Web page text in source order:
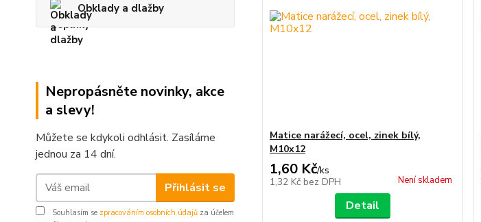
Obklady a dlažby
Nepropásněte novinky, akce
a slevy!
Můžete se kdykoli odhlásit. Zasíláme
jednou za 14 dní.
Přihlásit se
Souhlasím se zpracováním osobních údajů za účelem
Matice narážecí, ocel, zinek bílý,
M10x12
1,60 Kč/ks
1,32 Kč bez DPH Není skladem
Detail